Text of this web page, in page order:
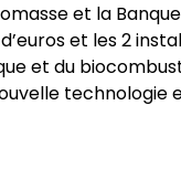
et la
et les 2
et du
technologie